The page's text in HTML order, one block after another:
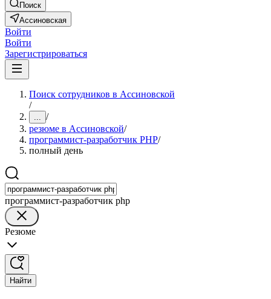
Поиск
Ассиновская
Войти
Войти
Зарегистрироваться
Поиск сотрудников в Ассиновской
/
... /
резюме в Ассиновской/
программист-разработчик PHP/
полный день
программист-разработчик php
Резюме
Найти